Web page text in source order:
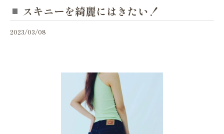
スキニーを綺麗にはきたい！
2023/03/08